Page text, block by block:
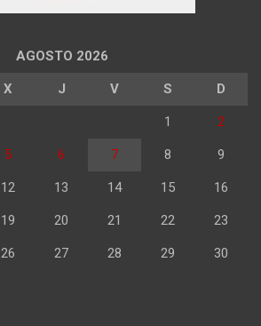
AGOSTO 2026
X J V S D
1 2
5 6 7 8 9
12 13 14 15 16
19 20 21 22 23
26 27 28 29 30